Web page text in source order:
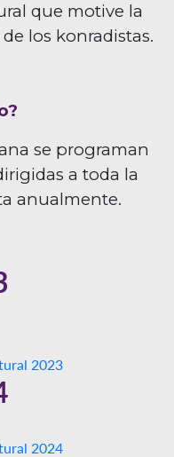
que motive la
los konradistas.
se programan
a toda la
anualmente.